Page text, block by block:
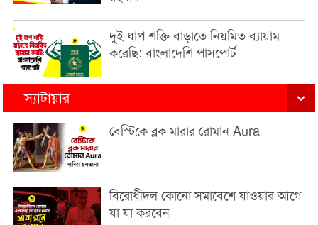
দুই ধাপ শক্তি বাড়াতে নিয়মিত ব্যায়াম
করেছি: বাংলাদেশি পাসপোর্ট
স্যাটায়ার
বেস্টিকে ব্লক মারার রোমান Aura
বিরোধীদল কোনো সমাবেশে যাওয়ার আগে
যা যা করবেন